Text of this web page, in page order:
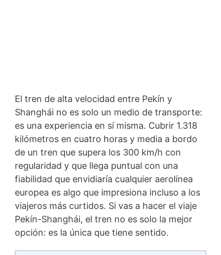
El tren de alta velocidad entre Pekín y
Shanghái no es solo un medio de transporte:
es una experiencia en sí misma. Cubrir 1.318
kilómetros en cuatro horas y media a bordo
de un tren que supera los 300 km/h con
regularidad y que llega puntual con una
fiabilidad que envidiaría cualquier aerolínea
europea es algo que impresiona incluso a los
viajeros más curtidos. Si vas a hacer el viaje
Pekín-Shanghái, el tren no es solo la mejor
opción: es la única que tiene sentido.